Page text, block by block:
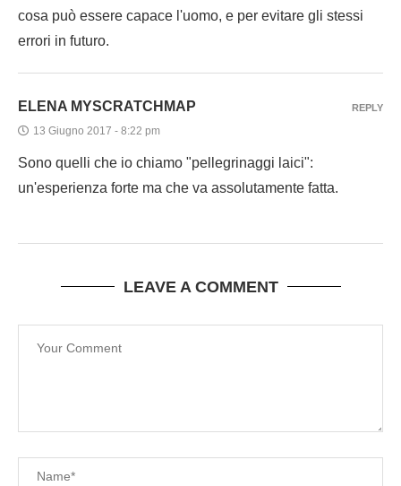
cosa può essere capace l'uomo, e per evitare gli stessi
errori in futuro.
ELENA MYSCRATCHMAP
13 Giugno 2017 - 8:22 pm
Sono quelli che io chiamo "pellegrinaggi laici":
un'esperienza forte ma che va assolutamente fatta.
REPLY
LEAVE A COMMENT